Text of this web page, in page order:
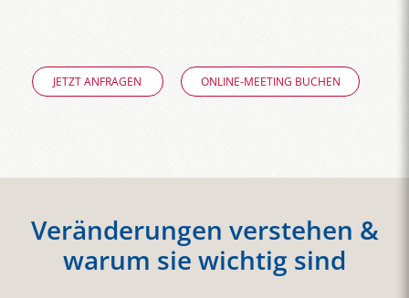
JETZT ANFRAGEN ONLINE-MEETING BUCHEN
Veränderungen verstehen &
warum sie wichtig sind